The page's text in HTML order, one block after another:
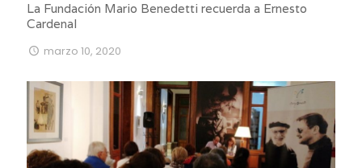
La Fundación Mario Benedetti recuerda a Ernesto
Cardenal
marzo 10, 2020